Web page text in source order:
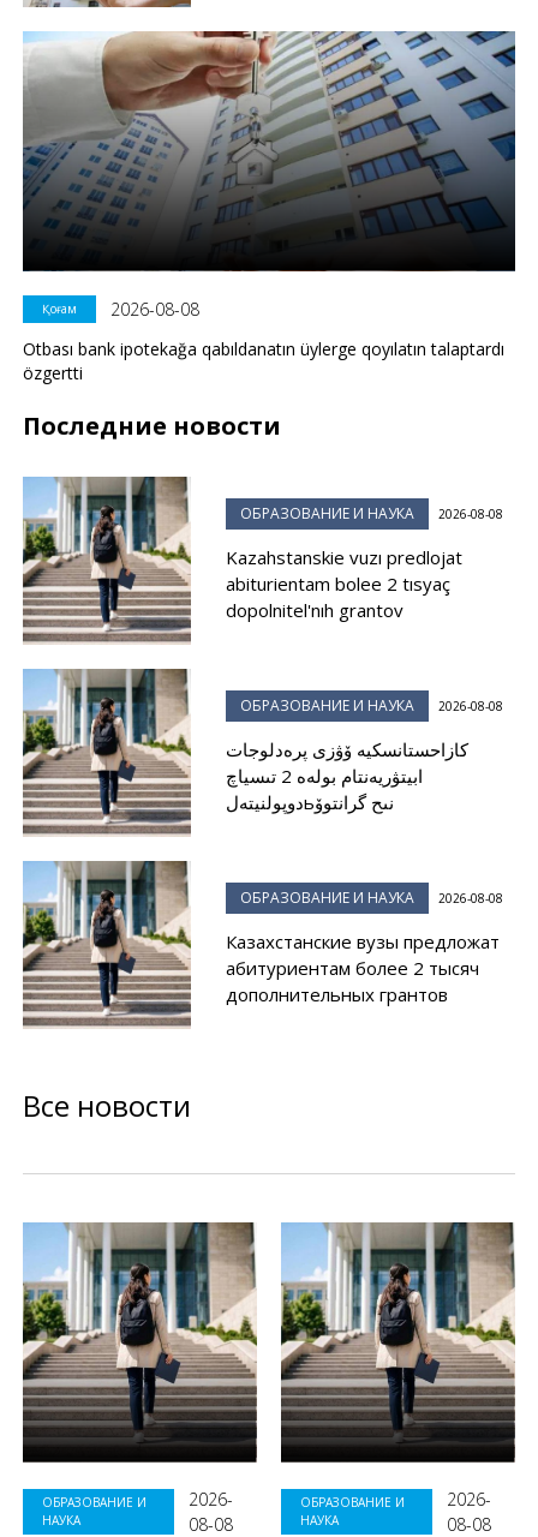
Қоғам
2026-08-08
Otbası bank ipotekağa qabıldanatın üylerge qoyılatın talaptardı
özgertti
Последние новости
ОБРАЗОВАНИЕ И НАУКА 2026-08-08
Kazahstanskie vuzı predlojat
abiturientam bolee 2 tısyaç
dopolnitel'nıh grantov
ОБРАЗОВАНИЕ И НАУКА 2026-08-08
كازاحستانسكيە ۆۋزى پرەدلوجات
ابيتۋريەنتام بولەە 2 تىسياچ
دوپولنيتەلьنىح گرانتوۆ
ОБРАЗОВАНИЕ И НАУКА 2026-08-08
Казахстанские вузы предложат
абитуриентам более 2 тысяч
дополнительных грантов
Все новости
ОБРАЗОВАНИЕ И
НАУКА
2026-
08-08
ОБРАЗОВАНИЕ И
НАУКА
2026-
08-08